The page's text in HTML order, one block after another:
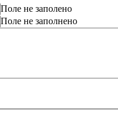
Поле не заполено
Поле не заполнено